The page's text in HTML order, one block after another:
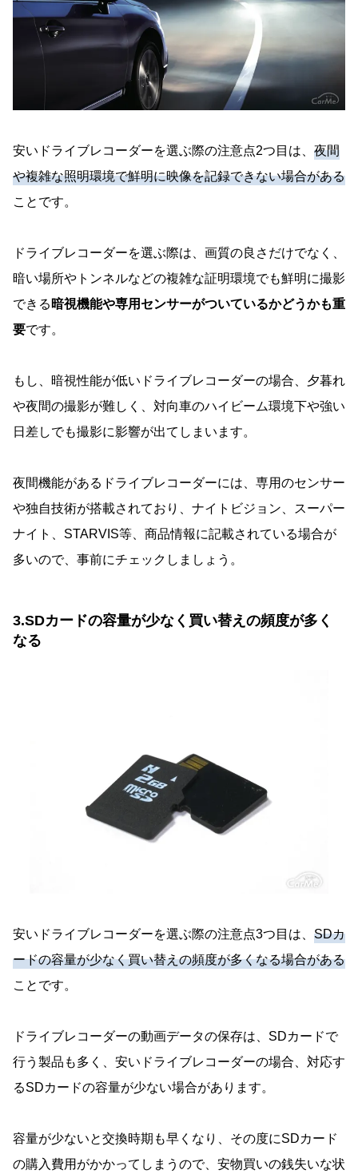
安いドライブレコーダーを選ぶ際の注意点2つ目は、 夜間
や複雑な照明環境で鮮明に映像を記録できない場合がある
ことです。
ドライブレコーダーを選ぶ際は、画質の良さだけでなく、
暗い場所やトンネルなどの複雑な証明環境でも鮮明に撮影
できる 暗視機能や専用センサーがついているかどうかも重
要です。
もし、暗視性能が低いドライブレコーダーの場合、夕暮れ
や夜間の撮影が難しく、対向車のハイビーム環境下や強い
日差しでも撮影に影響が出てしまいます。
夜間機能があるドライブレコーダーには、専用のセンサー
や独自技術が搭載されており、ナイトビジョン、スーパー
ナイト、STARVIS等、商品情報に記載されている場合が
多いので、事前にチェックしましょう。
3.SDカードの容量が少なく買い替えの頻度が多く
なる
安いドライブレコーダーを選ぶ際の注意点3つ目は、 SDカ
ードの容量が少なく買い替えの頻度が多くなる場合がある
ことです。
ドライブレコーダーの動画データの保存は、SDカードで
行う製品も多く、安いドライブレコーダーの場合、対応す
るSDカードの容量が少ない場合があります。
容量が少ないと交換時期も早くなり、その度にSDカード
の購入費用がかかってしまうので、安物買いの銭失いな状